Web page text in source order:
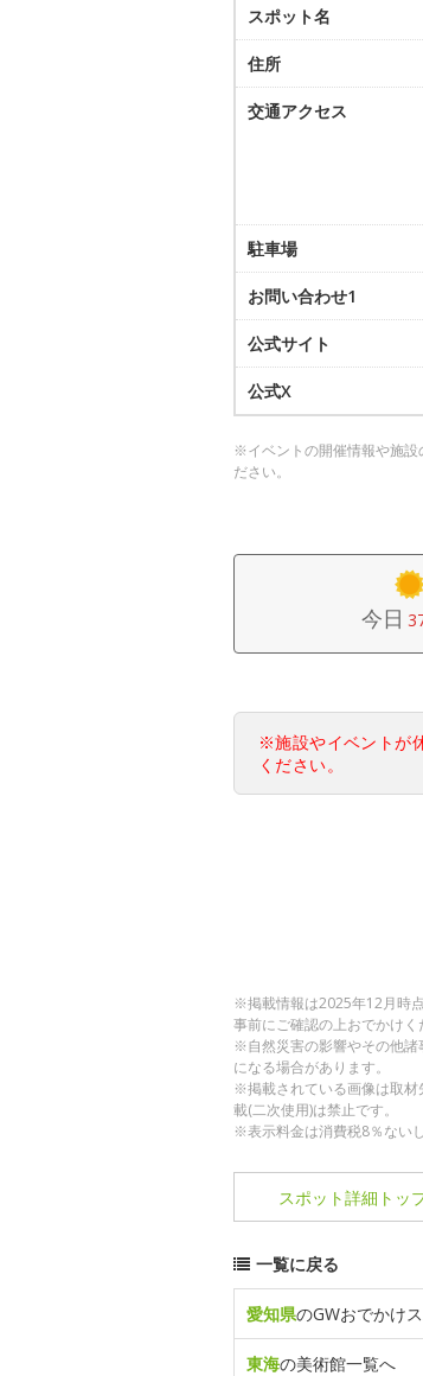
スポット名
住所
交通アクセス
駐車場
お問い合わせ1
公式サイト
公式X
※イベントの開催情報や施設
ださい。
今日
※施設やイベントが
ください。
※掲載情報は2025年12月時
事前にご確認の上おでかけく
※自然災害の影響やその他諸
になる場合があります。
※掲載されている画像は取材
載(二次使用)は禁止です。
※表示料金は消費税8％ない
スポット詳細 トッ
一覧に戻る
愛知県のGWおでかけ
東海の美術館一覧へ